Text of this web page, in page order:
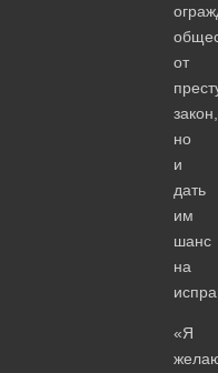
от
закон,
но
и
дать
им
шанс
на
«Я